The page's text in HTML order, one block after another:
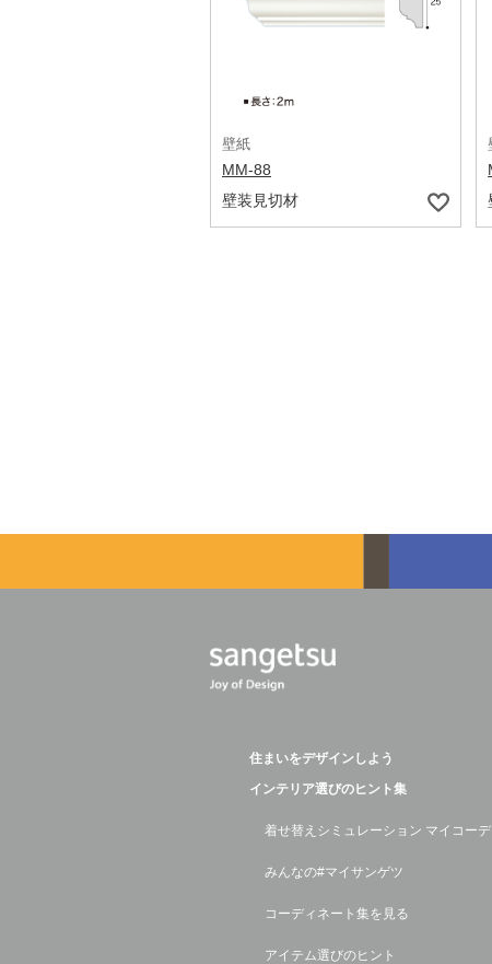
壁紙
MM-88
壁装見切材
住まいをデザインしよう
インテリア選びのヒント集
着せ替えシミュレーション マイコーデ
みんなの#マイサンゲツ
コーディネート集を見る
アイテム選びのヒント